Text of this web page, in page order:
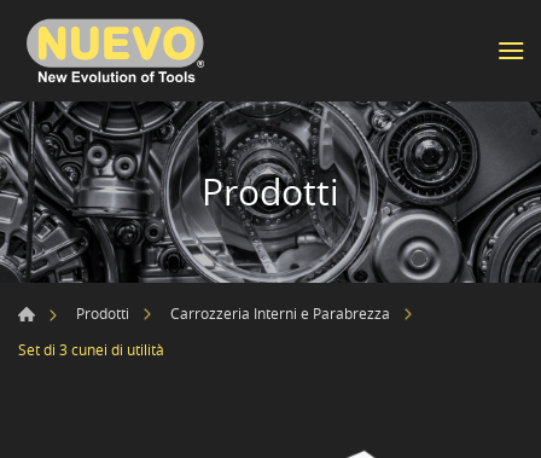
Prodotti
Prodotti
Carrozzeria Interni e Parabrezza
Set di 3 cunei di utilità